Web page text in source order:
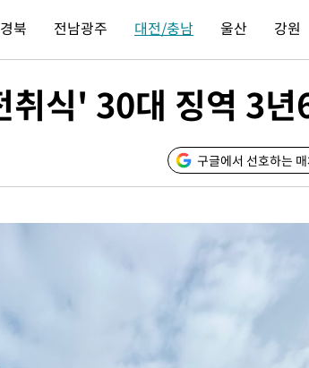
사망 관련 압수수색
기도 선관위 등 9곳
대 상승 출발
개장
명 부상, 3명은 중
3년
구속기소
북 전남광주 대전/충남 울산 강원
식' 30대 징역 3년
구글에서 선호하는